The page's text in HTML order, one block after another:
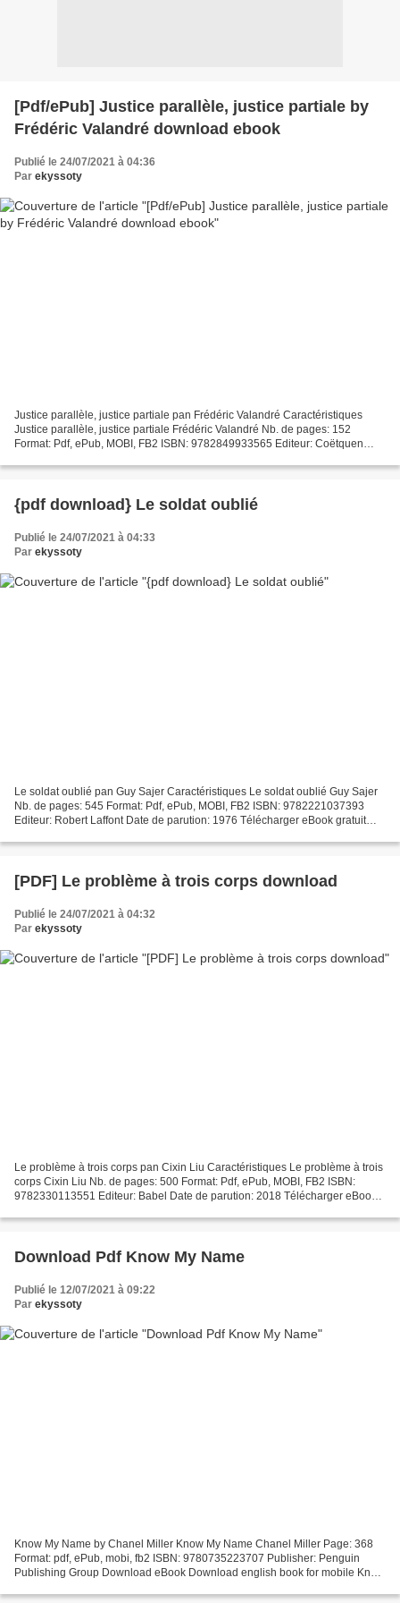
[Pdf/ePub] Justice parallèle, justice partiale by
Frédéric Valandré download ebook
Publié le 24/07/2021 à 04:36
Par ekyssoty
Justice parallèle, justice partiale pan Frédéric Valandré Caractéristiques
Justice parallèle, justice partiale Frédéric Valandré Nb. de pages: 152
Format: Pdf, ePub, MOBI, FB2 ISBN: 9782849933565 Editeur: Coëtquen
{pdf download} Le soldat oublié
Publié le 24/07/2021 à 04:33
Par ekyssoty
Le soldat oublié pan Guy Sajer Caractéristiques Le soldat oublié Guy Sajer
Nb. de pages: 545 Format: Pdf, ePub, MOBI, FB2 ISBN: 9782221037393
Editeur: Robert Laffont Date de parution: 1976 Télécharger eBook gratuit
[PDF] Le problème à trois corps download
Publié le 24/07/2021 à 04:32
Par ekyssoty
Le problème à trois corps pan Cixin Liu Caractéristiques Le problème à trois
corps Cixin Liu Nb. de pages: 500 Format: Pdf, ePub, MOBI, FB2 ISBN:
9782330113551 Editeur: Babel Date de parution: 2018 Télécharger eBook
Download Pdf Know My Name
Publié le 12/07/2021 à 09:22
Par ekyssoty
Know My Name by Chanel Miller Know My Name Chanel Miller Page: 368
Format: pdf, ePub, mobi, fb2 ISBN: 9780735223707 Publisher: Penguin
Publishing Group Download eBook Download english book for mobile Know